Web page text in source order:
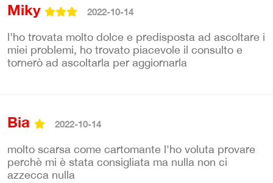
Miky 2022-10-14
l'ho trovata molto dolce e predisposta ad ascoltare i
miei problemi, ho trovato piacevole il consulto e
tornerò ad ascoltarla per aggiornarla
Bia 2022-10-14
molto scarsa come cartomante l'ho voluta provare
perchè mi è stata consigliata ma nulla non ci
azzecca nulla